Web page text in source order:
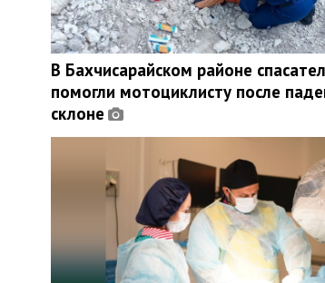
В Бахчисарайском районе
помогли мотоциклисту после
склоне